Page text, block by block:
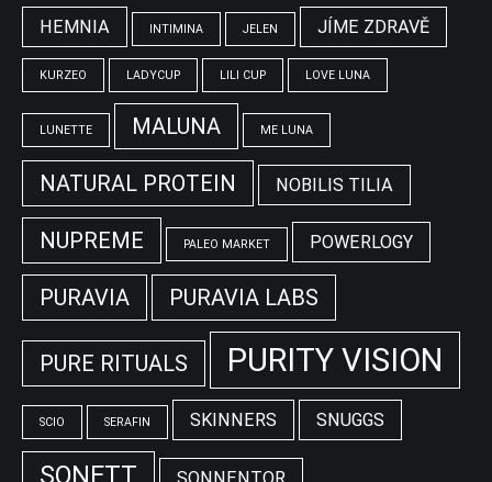
HEMNIA INTIMINA JELEN JÍME ZDRAVĚ
KURZEO LADYCUP LILI CUP LOVE LUNA
LUNETTE MALUNA ME LUNA
NATURAL PROTEIN NOBILIS TILIA
NUPREME PALEO MARKET POWERLOGY
PURAVIA PURAVIA LABS
PURE RITUALS PURITY VISION
SCIO SERAFIN SKINNERS SNUGGS
SONETT